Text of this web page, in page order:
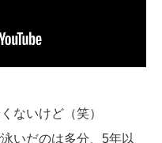
ないけど（笑）
いだのは多分、5年以